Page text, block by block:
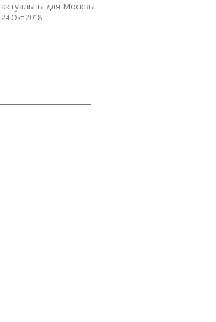
актуальны для Москвы
24 Окт 2018